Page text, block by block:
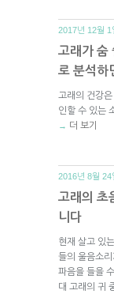
2017년 12월 1
고래가 숨
로 분석하
고래의 건강
인할 수 있는
→ 더 보기
2016년 8월 24
고래의 초
니다
현재 살고 있
들의 울음소
파음을 들을
대 고래의 귀